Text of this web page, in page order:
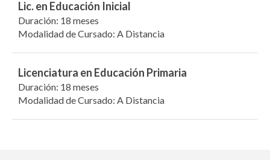
Lic. en Educación Inicial
Duración: 18 meses
Modalidad de Cursado: A Distancia
Licenciatura en Educación Primaria
Duración: 18 meses
Modalidad de Cursado: A Distancia